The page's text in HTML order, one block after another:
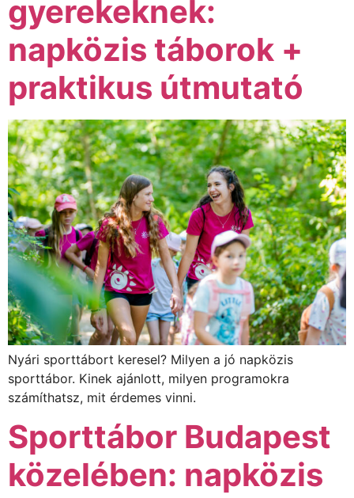
gyerekeknek:
napközis táborok +
praktikus útmutató
Nyári sporttábort keresel? Milyen a jó napközis
sporttábor. Kinek ajánlott, milyen programokra
számíthatsz, mit érdemes vinni.
Sporttábor Budapest
közelében: napközis